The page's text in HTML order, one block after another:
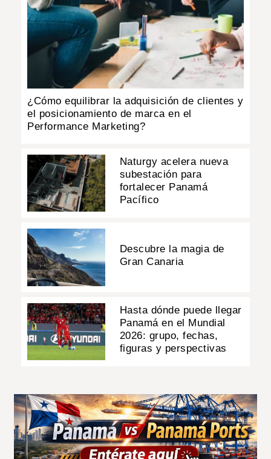
¿Cómo equilibrar la adquisición de clientes y
el posicionamiento de marca en el
Performance Marketing?
Naturgy acelera nueva
subestación para
fortalecer Panamá
Pacífico
Descubre la magia de
Gran Canaria
Hasta dónde puede llegar
Panamá en el Mundial
2026: grupo, fechas,
figuras y perspectivas